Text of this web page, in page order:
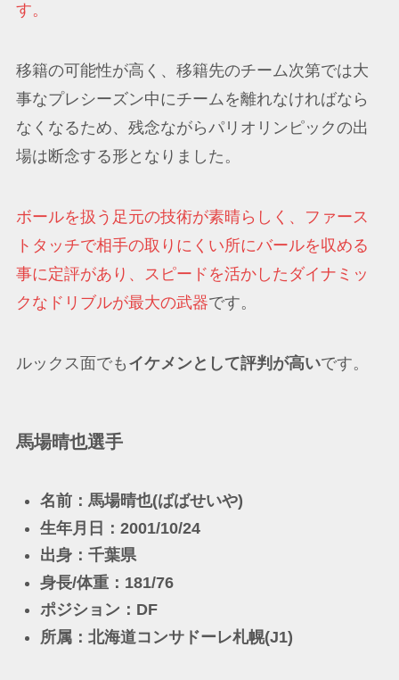
す。
移籍の可能性が高く、移籍先のチーム次第では大
事なプレシーズン中にチームを離れなければなら
なくなるため、残念ながらパリオリンピックの出
場は断念する形となりました。
ボールを扱う足元の技術が素晴らしく、ファース
トタッチで相手の取りにくい所にバールを収める
事に定評があり、スピードを活かしたダイナミッ
クなドリブルが最大の武器です。
ルックス面でも イケメンとして評判が高いです。
馬場晴也選手
名前：馬場晴也(ばばせいや)
生年月日：2001/10/24
出身：千葉県
身長/体重：181/76
ポジション：DF
所属：北海道コンサドーレ札幌(J1)